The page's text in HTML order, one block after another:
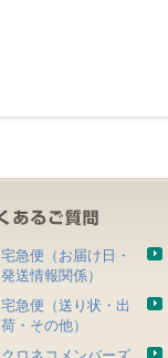
宅急便（お届け日・
発送情報関係）
宅急便（送り状・出
荷・その他）